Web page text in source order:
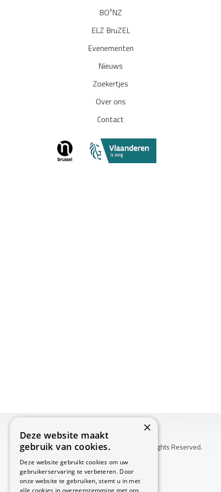
BO³NZ
ELZ BruZEL
Evenementen
Nieuws
Zoekertjes
Over ons
Contact
Copyright © 2026 Huis Voor Gezondheid. All Rights Reserved.
Annuleringsvoorwaarden
-
×
Deze website maakt
gebruik van cookies.
Deze website gebruikt cookies om uw
gebruikerservaring te verbeteren. Door
onze website te gebruiken, stemt u in met
alle cookies in overeenstemming met ons